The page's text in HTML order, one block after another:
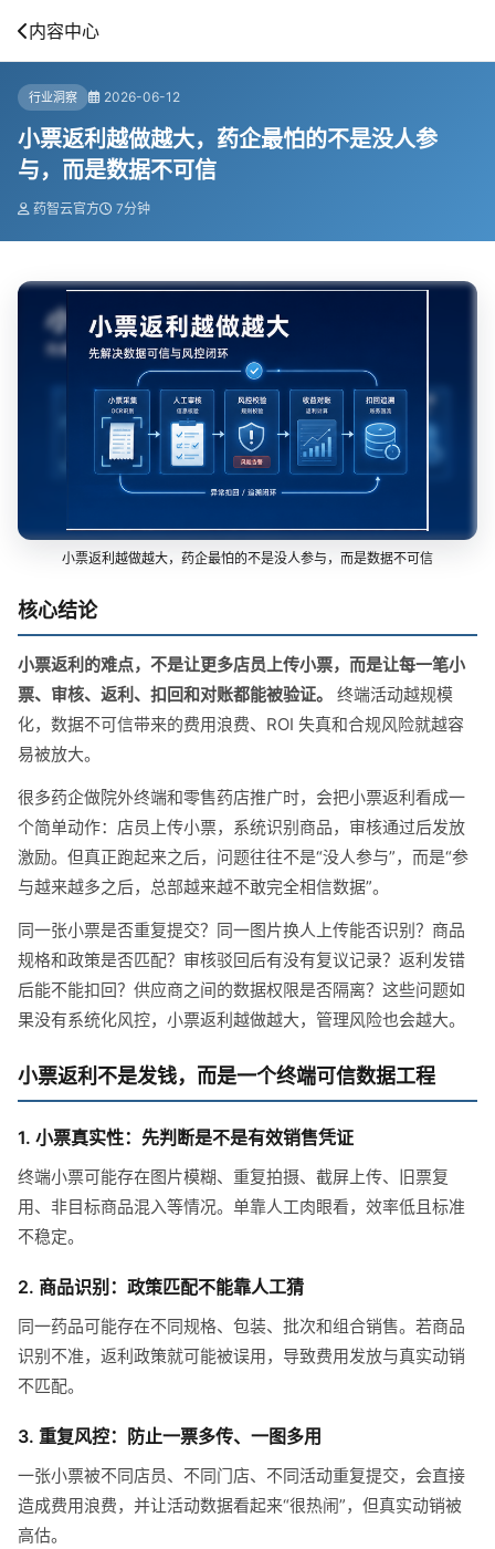
内容中心
行业洞察 2026-06-12
小票返利越做越大，药企最怕的不是没人参
与，而是数据不可信
药智云官方 7分钟
小票返利越做越大，药企最怕的不是没人参与，而是数据不可信
核心结论
小票返利的难点，不是让更多店员上传小票，而是让每一笔小
票、审核、返利、扣回和对账都能被验证。
终端活动越规模
化，数据不可信带来的费用浪费、ROI 失真和合规风险就越容
易被放大。
很多药企做院外终端和零售药店推广时，会把小票返利看成一
个简单动作：店员上传小票，系统识别商品，审核通过后发放
激励。但真正跑起来之后，问题往往不是“没人参与”，而是“参
与越来越多之后，总部越来越不敢完全相信数据”。
同一张小票是否重复提交？同一图片换人上传能否识别？商品
规格和政策是否匹配？审核驳回后有没有复议记录？返利发错
后能不能扣回？供应商之间的数据权限是否隔离？这些问题如
果没有系统化风控，小票返利越做越大，管理风险也会越大。
小票返利不是发钱，而是一个终端可信数据工程
1. 小票真实性：先判断是不是有效销售凭证
终端小票可能存在图片模糊、重复拍摄、截屏上传、旧票复
用、非目标商品混入等情况。单靠人工肉眼看，效率低且标准
不稳定。
2. 商品识别：政策匹配不能靠人工猜
同一药品可能存在不同规格、包装、批次和组合销售。若商品
识别不准，返利政策就可能被误用，导致费用发放与真实动销
不匹配。
3. 重复风控：防止一票多传、一图多用
一张小票被不同店员、不同门店、不同活动重复提交，会直接
造成费用浪费，并让活动数据看起来“很热闹”，但真实动销被
高估。